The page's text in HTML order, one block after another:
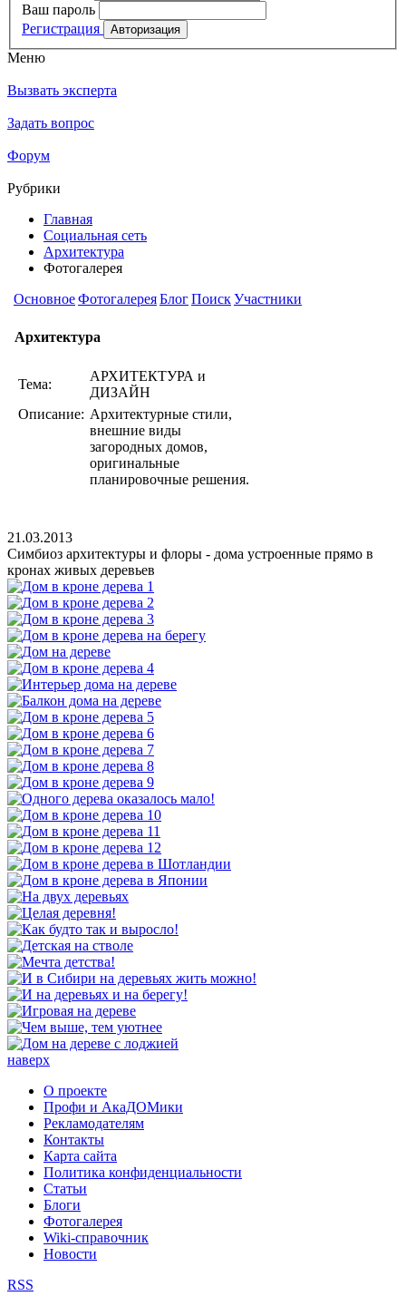
Ваш пароль
Регистрация
Меню
Вызвать эксперта
Задать вопрос
Форум
Рубрики
Главная
Социальная сеть
Архитектура
Фотогалерея
ОсновноеФотогалереяБлогПоискУчастники
Архитектура
Тема:
АРХИТЕКТУРА и
ДИЗАЙН
Описание: Архитектурные стили,
внешние виды
загородных домов,
оригинальные
планировочные решения.
21.03.2013
Симбиоз архитектуры и флоры - дома устроенные прямо в
кронах живых деревьев
наверх
О проекте
Профи и АкаДОМики
Рекламодателям
Контакты
Карта сайта
Политика конфиденциальности
Статьи
Блоги
Фотогалерея
Wiki-справочник
Новости
RSS